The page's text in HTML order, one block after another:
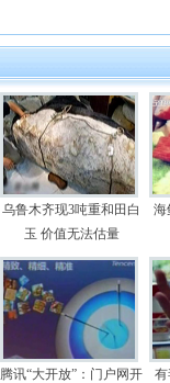
乌鲁木齐现3吨重和田白
玉 价值无法估量
海
腾讯“大开放”：门户网开